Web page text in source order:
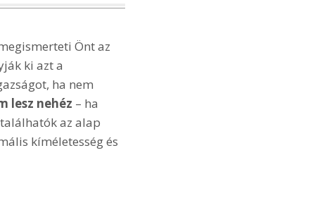
Önt az
ki azt a
ha nem
lesz nehéz – ha
az alap
kíméletesség és